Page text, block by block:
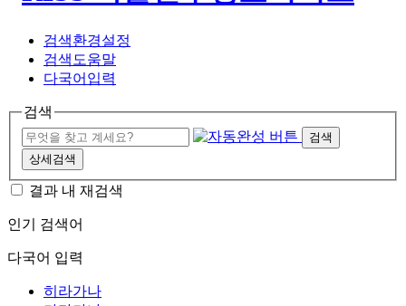
검색환경설정
검색도움말
다국어입력
검색
검색
상세검색
결과 내 재검색
인기 검색어
다국어 입력
히라가나